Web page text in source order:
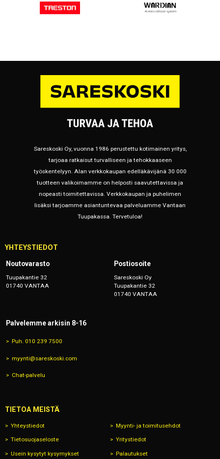
Sareskoski Oy, vuonna 1986 perustettu kotimainen yritys,
tarjoaa ratkaisut turvalliseen ja tehokkaaseen
työskentelyyn. Alan verkkokaupan edelläkävijänä 30 000
tuotteen valikoimamme on helposti saavutettavissa ja
nopeasti toimitettavissa. Verkkokaupan ja puhelimen
lisäksi tarjoamme asiantuntevaa palveluamme Vantaan
Tuupakassa. Tervetuloa!
YHTEYSTIEDOT
Noutovarasto
Tuupakantie 32
01740 VANTAA
Postiosoite
Sareskoski Oy
Tuupakantie 32
01740 VANTAA
Palvelemme arkisin 8-16
Puh. 010 239 7500
myynti@sareskoski.com
Chat-palvelu
TIETOA MEISTÄ
Yhteystiedot Myynti- ja toimitusehdot
Tietosuojaseloste Yritystiedot
Usein kysytyt kysymykset Palautukset